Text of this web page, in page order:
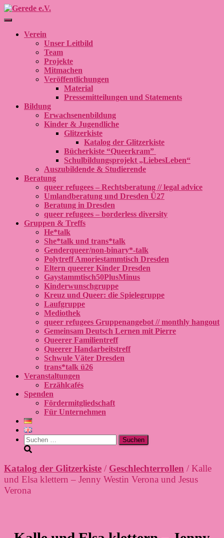
Navigation umschalten
Verein
Unser Leitbild
Team
Projekte
Mitmachen
Veröffentlichungen
Material
Pressemitteilungen und Statements
Bildung
Erwachsenenbildung
Kinder & Jugendliche
Glitzerkiste
Katalog der Glitzerkiste
Bücherkiste “Queerkram”
Schulbildungsprojekt „LiebesLeben“
Auszubildende & Studierende
Beratung
queer refugees – Rechtsberatung // legal advice
Umlandberatung und Dresden Ü27
Beratung in Dresden
queer refugees – borderless diversity
Gruppen & Treffs
He*talk
She*talk und trans*talk
Genderqueer/non-binary*-talk
Polytreff Amoriestammtisch Dresden
Eltern queerer Kinder Dresden
Gaystammtisch50PlusMinus
Kinderwunschgruppe
Kreuz und Queer: die Spielegruppe
Laufgruppe
Mediothek
queer refugees Gruppenangebot // monthly hangout
Gemeinsam Deutsch Lernen mit Pierre
Queerer Familientreff
Queerer Handarbeitstreff
Schwule Väter Dresden
trans*talk ü26
Veranstaltungen
Erzählcafés
Spenden
Fördermitgliedschaft
Für Unternehmen
Suchen
nach:
Katalog der Glitzerkiste / Geschlechterrollen / Kalle
und Elsa klettern – Jenny Westin Verona und Jesus
Verona